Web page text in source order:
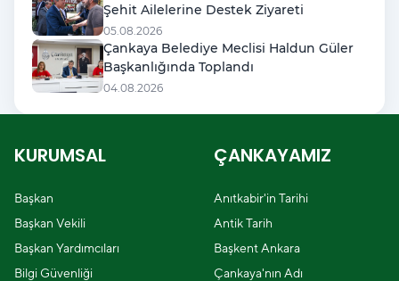
Şehit Ailelerine Destek Ziyareti
05.08.2026
Çankaya Belediye Meclisi Haldun Güler
Başkanlığında Toplandı
04.08.2026
KURUMSAL
Başkan
Başkan Vekili
Başkan Yardımcıları
Bilgi Güvenliği
ÇANKAYAMIZ
Anıtkabir'in Tarihi
Antik Tarih
Başkent Ankara
Çankaya'nın Adı